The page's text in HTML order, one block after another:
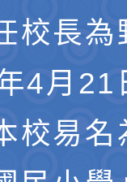
校長為
4月21
校易名